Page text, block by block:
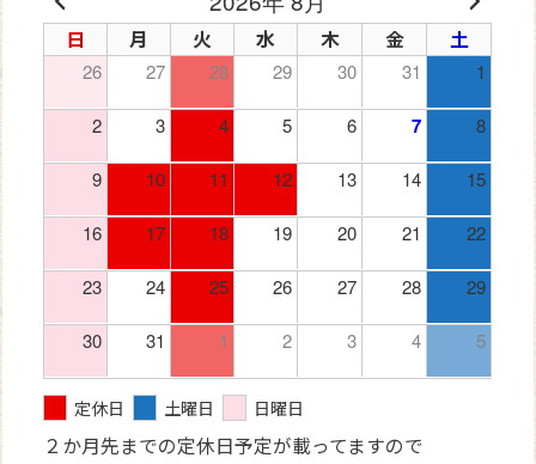
日 月 火 水 木 金 土
26 27 28 29 30 31 1
2 3 4 5 6 7 8
9 10 11 12 13 14 15
16 17 18 19 20 21 22
23 24 25 26 27 28 29
30 31 1 2 3 4 5
定休日 土曜日 日曜日
２か月先までの定休日予定が載ってますので